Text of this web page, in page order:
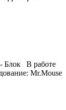
- Блок В работе
Mr.Mouse